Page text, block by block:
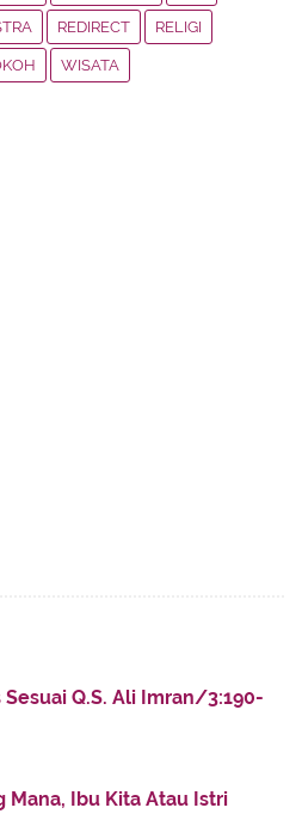
REDIRECT RELIGI
WISATA
Hidayahku
Dunia : Episode Bunga
Sesuai Q.S. Ali Imran/3:190-
Mana, Ibu Kita Atau Istri